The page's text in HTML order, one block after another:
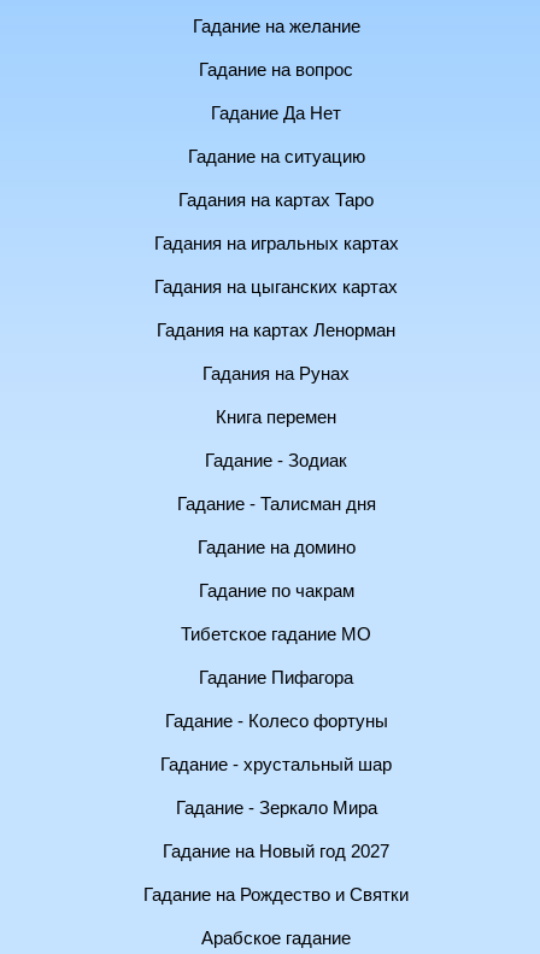
Гадание на желание
Гадание на вопрос
Гадание Да Нет
Гадание на ситуацию
Гадания на картах Таро
Гадания на игральных картах
Гадания на цыганских картах
Гадания на картах Ленорман
Гадания на Рунах
Книга перемен
Гадание - Зодиак
Гадание - Талисман дня
Гадание на домино
Гадание по чакрам
Тибетское гадание МО
Гадание Пифагора
Гадание - Колесо фортуны
Гадание - хрустальный шар
Гадание - Зеркало Мира
Гадание на Новый год 2027
Гадание на Рождество и Святки
Арабское гадание